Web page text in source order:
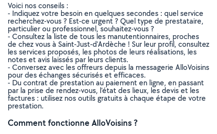
Voici nos conseils :
- Indiquez votre besoin en quelques secondes : quel service
recherchez-vous ? Est-ce urgent ? Quel type de prestataire,
particulier ou professionnel, souhaitez-vous ?
- Consultez la liste de tous les manutentionnaires, proches
de chez vous à Saint-Just-d'Ardèche ! Sur leur profil, consultez
les services proposés, les photos de leurs réalisations, les
notes et avis laissés par leurs clients.
- Conversez avec les offreurs depuis la messagerie AlloVoisins
pour des échanges sécurisés et efficaces.
- Du contrat de prestation au paiement en ligne, en passant
par la prise de rendez-vous, l’état des lieux, les devis et les
factures : utilisez nos outils gratuits à chaque étape de votre
prestation.
Comment fonctionne AlloVoisins ?